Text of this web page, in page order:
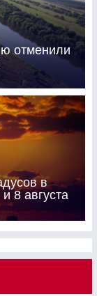
отменили
в
8 августа